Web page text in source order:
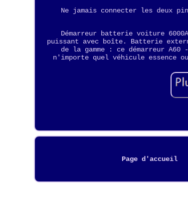
Ne jamais connecter les deux
Démarreur batterie voiture
puissant avec boîte. Batterie
de la gamme : ce démarreur
n'importe quel véhicule essence
Page d'accueil